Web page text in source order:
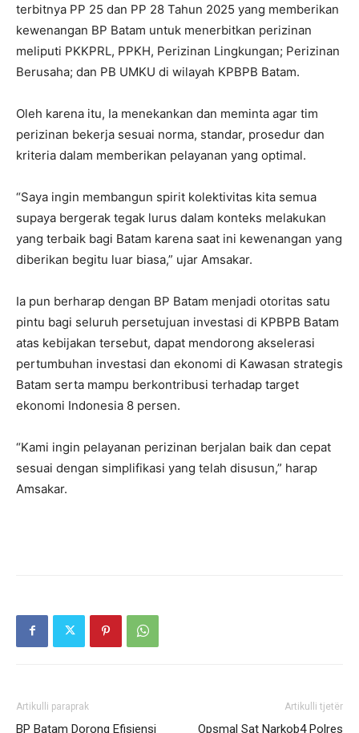
terbitnya PP 25 dan PP 28 Tahun 2025 yang memberikan
kewenangan BP Batam untuk menerbitkan perizinan
meliputi PKKPRL, PPKH, Perizinan Lingkungan; Perizinan
Berusaha; dan PB UMKU di wilayah KPBPB Batam.
Oleh karena itu, Ia menekankan dan meminta agar tim
perizinan bekerja sesuai norma, standar, prosedur dan
kriteria dalam memberikan pelayanan yang optimal.
“Saya ingin membangun spirit kolektivitas kita semua
supaya bergerak tegak lurus dalam konteks melakukan
yang terbaik bagi Batam karena saat ini kewenangan yang
diberikan begitu luar biasa,” ujar Amsakar.
Ia pun berharap dengan BP Batam menjadi otoritas satu
pintu bagi seluruh persetujuan investasi di KPBPB Batam
atas kebijakan tersebut, dapat mendorong akselerasi
pertumbuhan investasi dan ekonomi di Kawasan strategis
Batam serta mampu berkontribusi terhadap target
ekonomi Indonesia 8 persen.
“Kami ingin pelayanan perizinan berjalan baik dan cepat
sesuai dengan simplifikasi yang telah disusun,” harap
Amsakar.
Artikulli paraprak
BP Batam Dorong Efisiensi
Artikulli tjetër
Opsmal Sat Narkob4 Polres